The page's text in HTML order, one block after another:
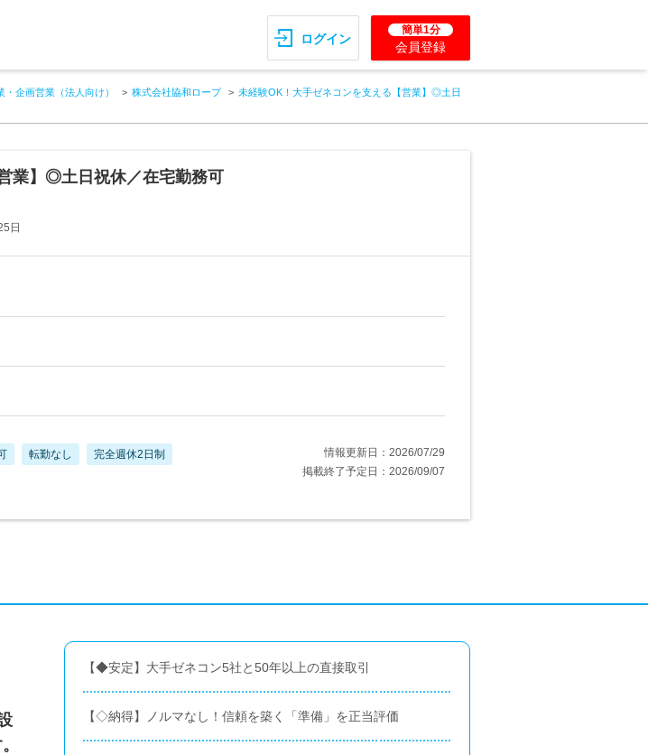
ログイン
簡単1分
会員登録
・企画営業（法人向け） 株式会社協和ロープ
未経験OK！大手ゼネコンを支える【営業】◎土日
業】◎土日祝休／在宅勤務可
日
転勤なし 完全週休2日制
情報更新日：2026/07/29
掲載終了予定日：2026/09/07
【◆安定】大手ゼネコン5社と50年以上の直接取引
【◇納得】ノルマなし！信頼を築く「準備」を正当評価